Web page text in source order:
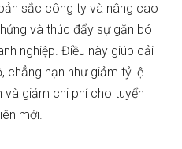
sắc công ty và nâng cao
và thúc đẩy sự gắn bó
nghiệp. Điều này giúp cải
chẳng hạn như giảm tỷ lệ
và giảm chi phí cho tuyển
mới.